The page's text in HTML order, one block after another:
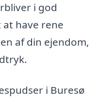
i god
have rene
af din ejendom,
i Buresø